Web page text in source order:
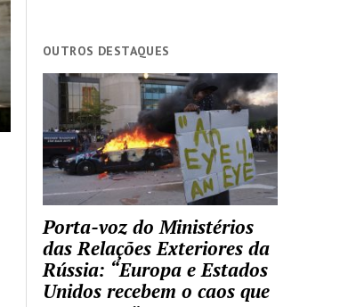
OUTROS DESTAQUES
Porta-voz do Ministérios
das Relações Exteriores da
Rússia: “Europa e Estados
Unidos recebem o caos que